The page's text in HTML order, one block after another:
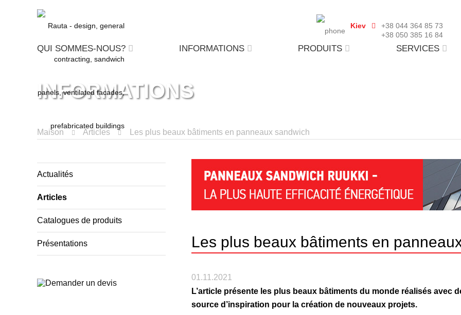
Kiev
+38 044 364 85 73
+38 050 385 16 84
QUI SOMMES-NOUS? INFORMATIONS PRODUITS SERVICES
INFORMATIONS
Maison Articles Les plus beaux bâtiments en panneaux sandwich
Actualités
Articles
Catalogues de produits
Présentations Les plus beaux bâtiments en
01.11.2021
L’article présente les plus beaux bâtiments du monde réalisés avec
source d’inspiration pour la création de nouveaux projets.